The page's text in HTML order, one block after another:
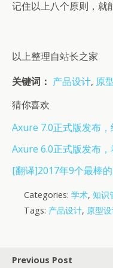
记住以上八个原则，就
以上整理自站长之家
关键词： 产品设计, 原
猜你喜欢
Axure 7.0正式版发布
Axure 6.0正式版发布
[翻译]2017年9个最棒
Categories: 学术, 知识
Tags: 产品设计, 原型
Previous Post